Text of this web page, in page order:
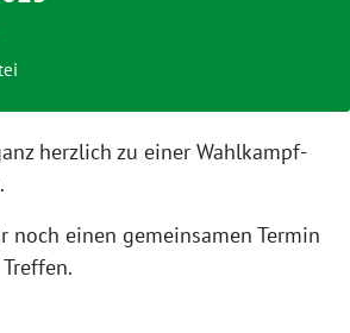
herzlich zu einer Wahlkampf-
noch einen gemeinsamen Termin